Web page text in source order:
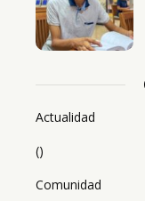
Actualidad
()
Comunidad